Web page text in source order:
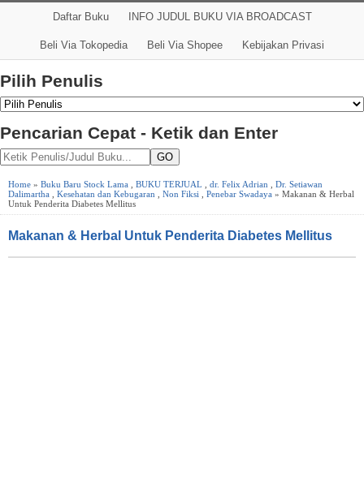
Daftar Buku INFO JUDUL BUKU VIA BROADCAST
Beli Via Tokopedia Beli Via Shopee Kebijakan Privasi
Pilih Penulis
Pencarian Cepat - Ketik dan Enter
GO
Home » Buku Baru Stock Lama BUKU TERJUAL dr. Felix Adrian
Dr. Setiawan
Dalimartha
Kesehatan dan Kebugaran Non Fiksi Penebar Swadaya » Makanan & Herbal
Untuk Penderita Diabetes Mellitus
Makanan & Herbal Untuk Penderita Diabetes Mellitus